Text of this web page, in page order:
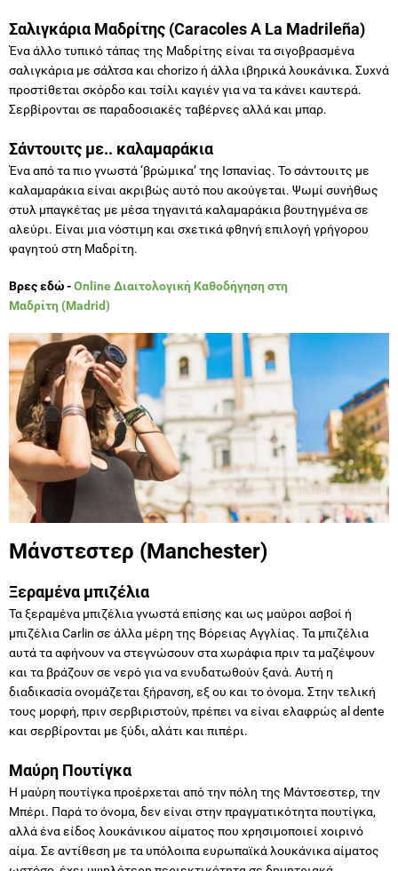
Σαλιγκάρια Μαδρίτης (Caracoles A La Madrileña)
Ένα άλλο τυπικό τάπας της Μαδρίτης είναι τα σιγοβρασμένα
σαλιγκάρια με σάλτσα και chorizo ​​ή άλλα ιβηρικά λουκάνικα. Συχνά
προστίθεται σκόρδο και τσίλι καγιέν για να τα κάνει καυτερά.
Σερβίρονται σε παραδοσιακές ταβέρνες αλλά και μπαρ.
Σάντουιτς με.. καλαμαράκια
Ένα από τα πιο γνωστά ‘βρώμικα’ της Ισπανίας. Το σάντουιτς με
καλαμαράκια είναι ακριβώς αυτό που ακούγεται. Ψωμί συνήθως
στυλ μπαγκέτας με μέσα τηγανιτά καλαμαράκια βουτηγμένα σε
αλεύρι. Είναι μια νόστιμη και σχετικά φθηνή επιλογή γρήγορου
φαγητού στη Μαδρίτη.
Βρες εδώ -Online Διαιτολογική Καθοδήγηση στη
Μαδρίτη (Madrid)
Μάνστεστερ (Manchester)
Ξεραμένα μπιζέλια
Τα ξεραμένα μπιζέλια γνωστά επίσης και ως μαύροι ασβοί ή
μπιζέλια Carlin σε άλλα μέρη της Βόρειας Αγγλίας. Τα μπιζέλια
αυτά τα αφήνουν να στεγνώσουν στα χωράφια πριν τα μαζέψουν
και τα βράζουν σε νερό για να ενυδατωθούν ξανά. Αυτή η
διαδικασία ονομάζεται ξήρανση, εξ ου και το όνομα. Στην τελική
τους μορφή, πριν σερβιριστούν, πρέπει να είναι ελαφρώς al dente
και σερβίρονται με ξύδι, αλάτι και πιπέρι.
Μαύρη Πουτίγκα
Η μαύρη πουτίγκα προέρχεται από την πόλη της Μάντσεστερ, την
Μπέρι. Παρά το όνομα, δεν είναι στην πραγματικότητα πουτίγκα,
αλλά ένα είδος λουκάνικου αίματος που χρησιμοποιεί χοιρινό
αίμα. Σε αντίθεση με τα υπόλοιπα ευρωπαϊκά λουκάνικα αίματος